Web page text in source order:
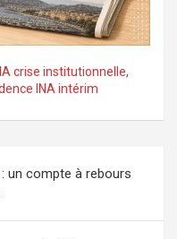
crise institutionnelle,
INA intérim
un compte à rebours